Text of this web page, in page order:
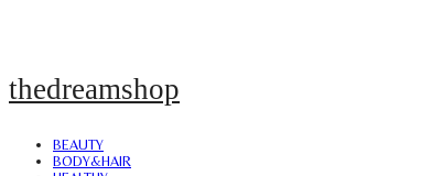
thedreamshop
BEAUTY
BODY&HAIR